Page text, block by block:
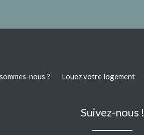
nous ? Louez votre logement
Suivez-nous !